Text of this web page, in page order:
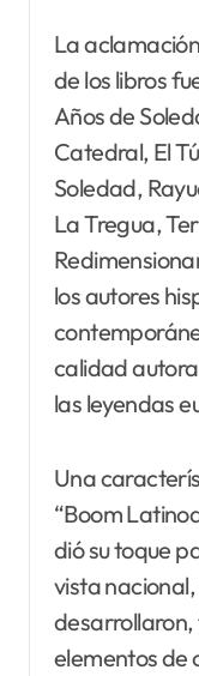
La
de los libros
Años de
Catedral, El
Soledad,
La Tregua,
los autores
calidad
las leyendas
Una
“Boom
dió su toque
vista
elementos de